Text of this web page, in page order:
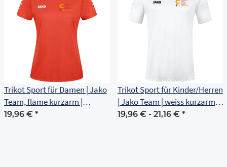
Trikot Sport für Damen | Jako
Team, flame kurzarm |
Friedrich Adolf Richter Schule
19,96 € *
Trikot Sport für Kinder/Herren
| Jako Team | weiss kurzarm |
Friedrich Adolf Richter Schule
19,96 € - 21,16 € *